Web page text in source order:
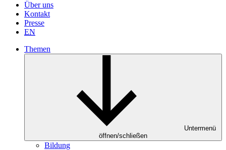
Über uns
Kontakt
Presse
EN
Themen
Untermenü
öffnen/schließen
Bildung